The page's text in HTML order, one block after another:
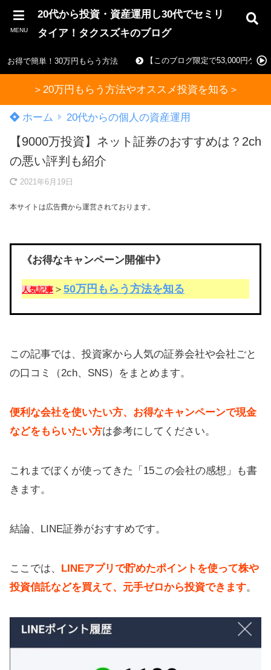
MENU
20代から投資・資産運用し30代でセミリ
タイア！タクスズキのブログ
お得で簡単！30万円もらう方法 【このブログ限定で53,000円ゲッ
＞20万円もらう方法やオススメ投資を知る＞
ホーム 20代からの個人の資産運用
【9000万投資】ネット証券のおすすめは？2ch
の悪い評判も紹介
2021年6月19日
本サイトは広告費から運営されております。
《お得なキャンペーン開催中》
人気記事 ＞ 50万円もらう方法を知る
この記事では、投資家から人気の証券会社や会社ごと
の口コミ（2ch、SNS）をまとめます。
便利な会社を使いたい方、お得なキャンペーンで現金
などをもらいたい方は参考にしてください。
これまでぼくが使ってきた「15この会社の感想」も書
きます。
結論、LINE証券がおすすめです。
ここでは、 LINEアプリで貯めたポイントを使って株や
投資信託などを買えて、元手ゼロから投資できます。